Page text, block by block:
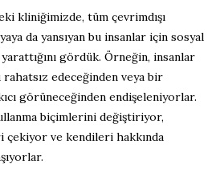
kliniğimizde, tüm çevrimdışı
da yansıyan bu insanlar için sosyal
gördük. Örneğin, insanlar
rahatsız edeceğinden veya bir
görüneceğinden endişeleniyorlar.
biçimlerini değiştiriyor,
ve kendileri hakkında